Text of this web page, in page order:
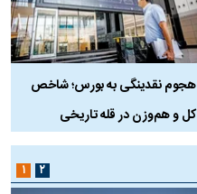
هجوم نقدینگی به بورس؛ شاخص
کل و هم‌وزن در قله تاریخی
۱ ۲